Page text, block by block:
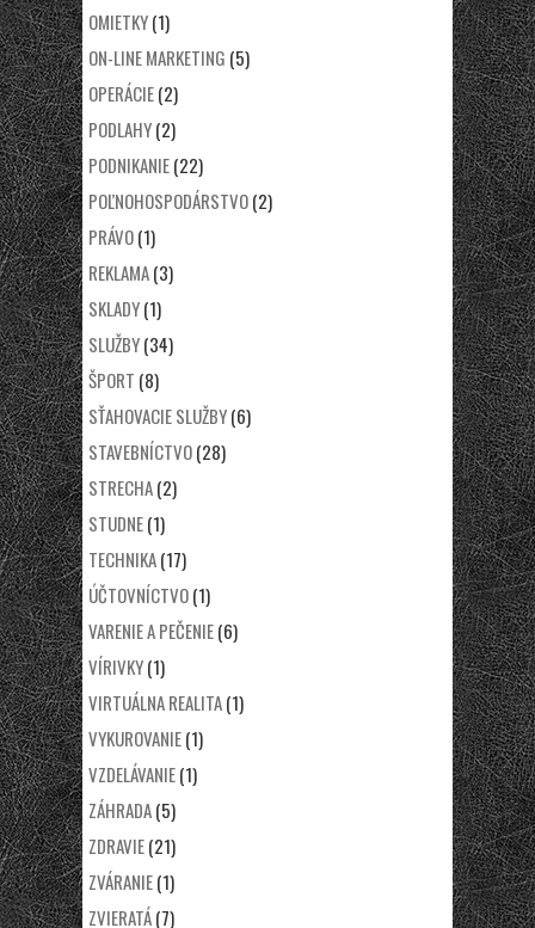
OMIETKY(1)
ON-LINE MARKETING (5)
OPERÁCIE(2)
PODLAHY(2)
PODNIKANIE(22)
POĽNOHOSPODÁRSTVO(2)
PRÁVO(1)
REKLAMA(3)
SKLADY(1)
SLUŽBY(34)
ŠPORT (8)
SŤAHOVACIE SLUŽBY(6)
STAVEBNÍCTVO(28)
STRECHA(2)
STUDNE(1)
TECHNIKA(17)
ÚČTOVNÍCTVO(1)
VARENIE A PEČENIE(6)
VÍRIVKY(1)
VIRTUÁLNA REALITA(1)
VYKUROVANIE(1)
VZDELÁVANIE(1)
ZÁHRADA(5)
ZDRAVIE(21)
ZVÁRANIE(1)
ZVIERATÁ(7)